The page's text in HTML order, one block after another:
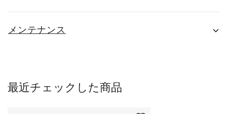
メンテナンス
最近チェックした商品